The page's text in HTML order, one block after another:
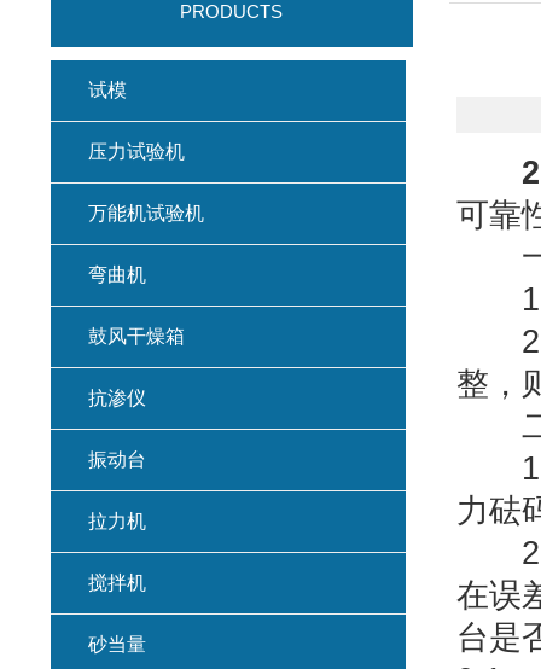
可靠
一
1.
2.
整，
二
1.
力砝
2.
在误
台是
PRODUCTS
试模
压力试验机
万能机试验机
弯曲机
鼓风干燥箱
抗渗仪
振动台
拉力机
搅拌机
砂当量